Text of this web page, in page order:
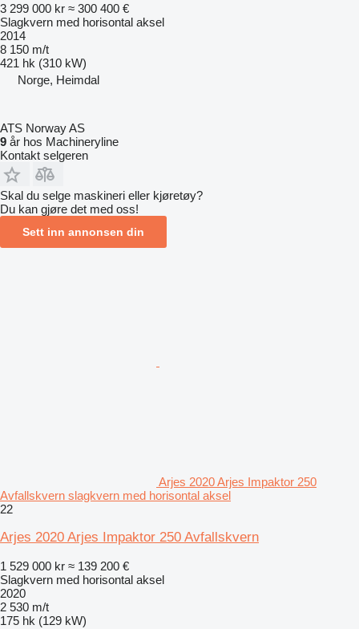
3 299 000 kr ≈ 300 400 €
Slagkvern med horisontal aksel
2014
8 150 m/t
421 hk (310 kW)
Norge, Heimdal
ATS Norway AS
9 år hos Machineryline
Kontakt selgeren
Skal du selge maskineri eller kjøretøy?
Du kan gjøre det med oss!
Sett inn annonsen din
Arjes 2020 Arjes Impaktor 250
Avfallskvern slagkvern med horisontal aksel
22
Arjes 2020 Arjes Impaktor 250 Avfallskvern
1 529 000 kr ≈ 139 200 €
Slagkvern med horisontal aksel
2020
2 530 m/t
175 hk (129 kW)